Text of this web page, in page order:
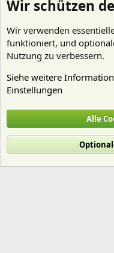
Cookies
Deutsch (Du)
Nutzungsbedingungen
R
Wir schützen
Wir verwenden
funktioniert, und
Nutzung zu verbessern.
Siehe weitere
Einstellungen
Alle